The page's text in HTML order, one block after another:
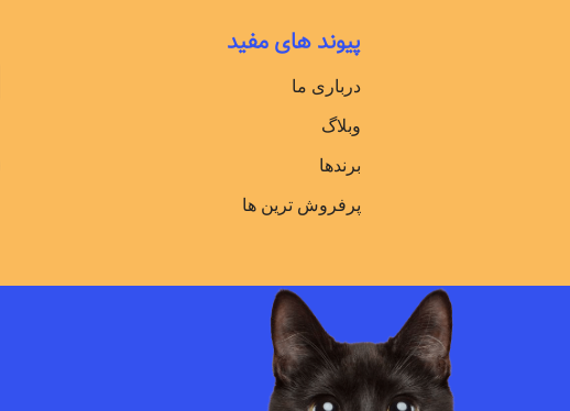
پیوند های مفید
درباری ما
وبلاگ
برندها
پرفروش ترین ها